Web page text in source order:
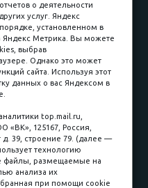
оплате
стр. 16
70-30
39-09
77-68
о деятельности
услуг. Яндекс
установленном в
Яндекс Метрика. Вы можете
выбрав
Однако это может
сайта. Используя этот
данных о вас Яндексом в
top.mail.ru,
125167, Россия,
39, строение 79. (далее —
технологию
файлы, размещаемые на
анализа их
при помощи cookie